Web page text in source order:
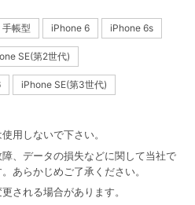
手帳型 iPhone 6 iPhone 6s
SE(第2世代)
iPhone SE(第3世代)
用しないで下さい。
、データの損失などに関して当社で
あらかじめご了承ください。
される場合があります。